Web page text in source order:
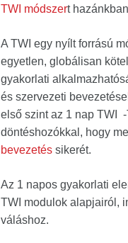
TWI módszert
A TWI egy nyílt forrású
egyetlen, globálisan
gyakorlati
és szervezeti
első szint az 1 nap TWI
döntéshozókkal, hogy
bevezetés sikerét.
Az 1 napos gyakorlati
TWI modulok alapjairól,
váláshoz.